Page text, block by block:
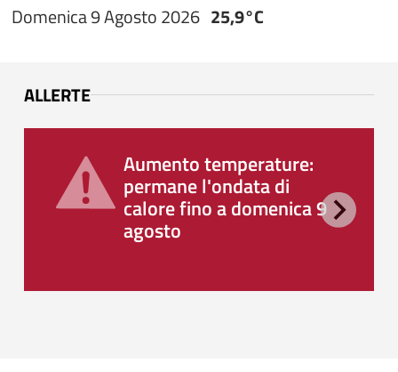
Domenica 9 Agosto 2026 25,9°C
ALLERTE
Aumento temperature:
permane l'ondata di
calore fino a domenica 9
agosto